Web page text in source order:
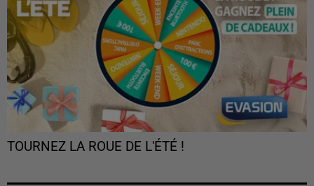
TOURNEZ LA ROUE DE L'ÉTÉ !